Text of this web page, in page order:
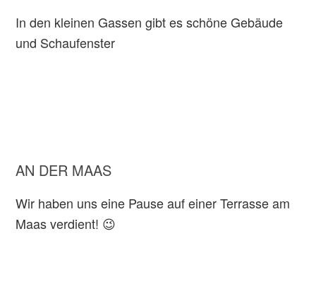
In den kleinen Gassen gibt es schöne Gebäude
und Schaufenster
AN DER MAAS
Wir haben uns eine Pause auf einer Terrasse am
Maas verdient! 😉